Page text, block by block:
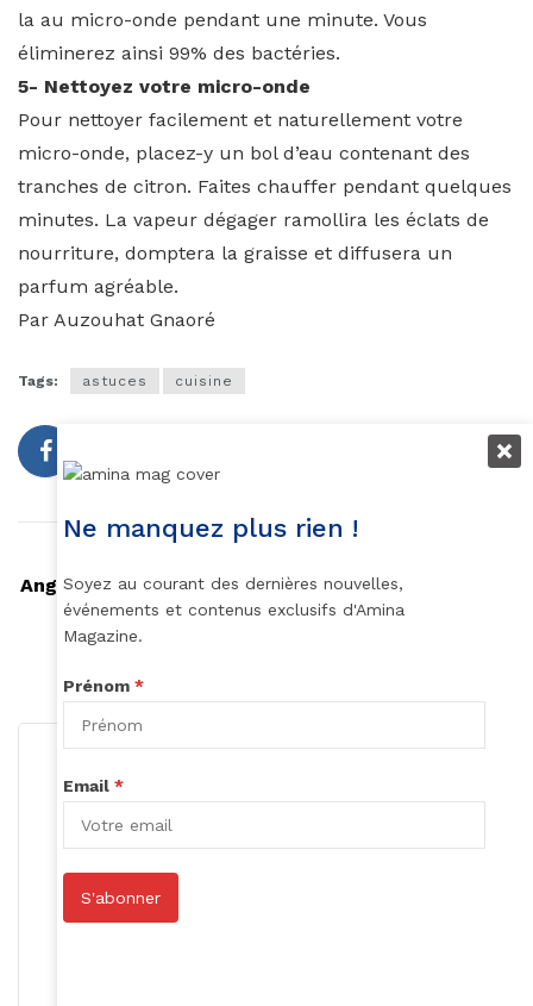
la au micro-onde pendant une minute. Vous
éliminerez ainsi 99% des bactéries.
5- Nettoyez votre micro-onde
Pour nettoyer facilement et naturellement votre
micro-onde, placez-y un bol d’eau contenant des
tranches de citron. Faites chauffer pendant quelques
minutes. La vapeur dégager ramollira les éclats de
nourriture, domptera la graisse et diffusera un
parfum agréable.
Par Auzouhat Gnaoré
Tags: astuces cuisine
Angélique Kidjo, présentatrice télé sur TV5 Monde
Ne manquez plus rien !
Soyez au courant des dernières nouvelles,
événements et contenus exclusifs d'Amina
Magazine.
Prénom *
Email *
S'abonner